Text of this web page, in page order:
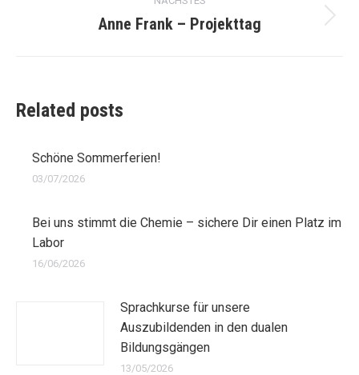
Nächster
Anne Frank – Projekttag
Related posts
Schöne Sommerferien!
03/07/2026
Bei uns stimmt die Chemie – sichere Dir einen Platz im
Labor
16/06/2026
Sprachkurse für unsere
Auszubildenden in den dualen
Bildungsgängen
13/05/2026